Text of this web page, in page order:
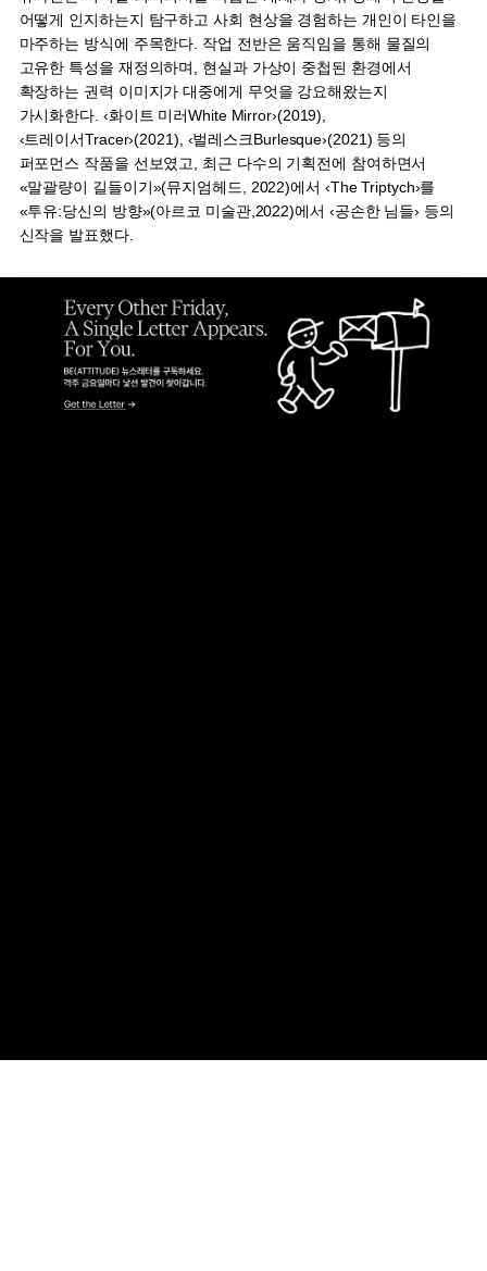
어떻게 인지하는지 탐구하고 사회 현상을 경험하는 개인이 타인을
마주하는 방식에 주목한다. 작업 전반은 움직임을 통해 물질의
고유한 특성을 재정의하며, 현실과 가상이 중첩된 환경에서
확장하는 권력 이미지가 대중에게 무엇을 강요해왔는지
가시화한다. ‹화이트 미러White Mirror›(2019),
‹트레이서Tracer›(2021), ‹벌레스크Burlesque›(2021) 등의
퍼포먼스 작품을 선보였고, 최근 다수의 기획전에 참여하면서
«말괄량이 길들이기»(뮤지엄헤드, 2022)에서 ‹The Triptych›를
«투유:당신의 방향»(아르코 미술관,2022)에서 ‹공손한 님들› 등의
신작을 발표했다.